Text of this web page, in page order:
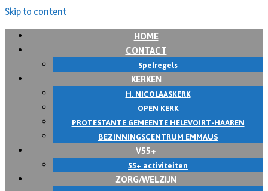
Skip to content
HOME
CONTACT
Spelregels
KERKEN
H. NICOLAASKERK
OPEN KERK
PROTESTANTE GEMEENTE HELEVOIRT-HAAREN
BEZINNINGSCENTRUM EMMAUS
V55+
55+ activiteiten
ZORG/WELZIJN